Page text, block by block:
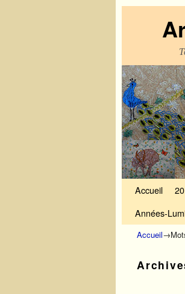
Accueil
Années-
Accueil